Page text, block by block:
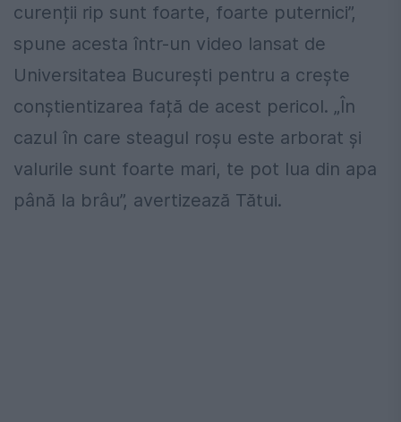
curenții rip sunt foarte, foarte puternici”,
spune acesta într-un video lansat de
Universitatea București pentru a crește
conștientizarea față de acest pericol. „În
cazul în care steagul roșu este arborat și
valurile sunt foarte mari, te pot lua din apa
până la brâu”, avertizează Tătui.